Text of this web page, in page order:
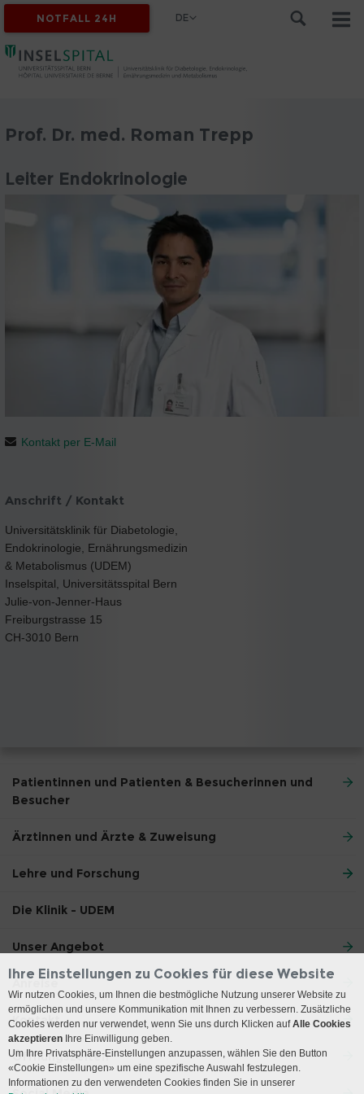
NOTFALL 24H DE
Prof. Dr. med. Roman Trepp
Leiter Endokrinologie
Kontakt per E-Mail
Anschrift / Kontakt
Universitätsklinik für Diabetologie,
Endokrinologie, Ernährungsmedizin
& Metabolismus (UDEM)
Inselspital, Universitätsspital Bern
Julie-von-Jenner-Haus
Freiburgstrasse 15
CH-3010 Bern
Patientinnen und Patienten & Besucherinnen und
Besucher
Ärztinnen und Ärzte & Zuweisung
Lehre und Forschung
Die Klinik - UDEM
Unser Angebot
Anreise
Kontakt
Öffnungszeiten
Ihre Einstellungen zu Cookies für diese Website
Wir nutzen Cookies, um Ihnen die bestmögliche Nutzung unserer Website zu
ermöglichen und unsere Kommunikation mit Ihnen zu verbessern. Zusätzliche
Cookies werden nur verwendet, wenn Sie uns durch Klicken aufAlle Cookies
akzeptieren Ihre Einwilligung geben.
Um Ihre Privatsphäre-Einstellungen anzupassen, wählen Sie den Button
«Cookie Einstellungen» um eine spezifische Auswahl festzulegen.
Informationen zu den verwendeten Cookies finden Sie in unserer